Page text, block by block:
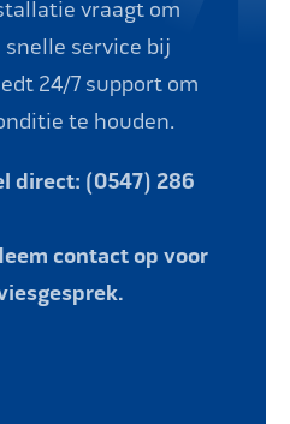
vraagt om
snelle service bij
24/7 support om
te houden.
direct: (0547) 286
contact op voor